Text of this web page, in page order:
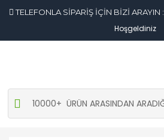
TELEFONLA SİPARİŞ İÇİN BİZİ ARAYIN :
Hoşgeldiniz